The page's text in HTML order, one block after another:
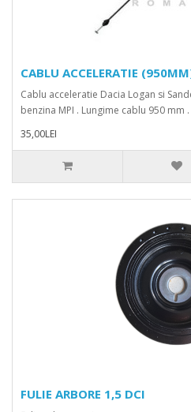
CABLU ACCELERATIE
Cablu acceleratie Dacia Logan si
benzina MPI . Lungime cablu 950 mm .
35,00LEI
FULIE ARBORE 1,5 DCI